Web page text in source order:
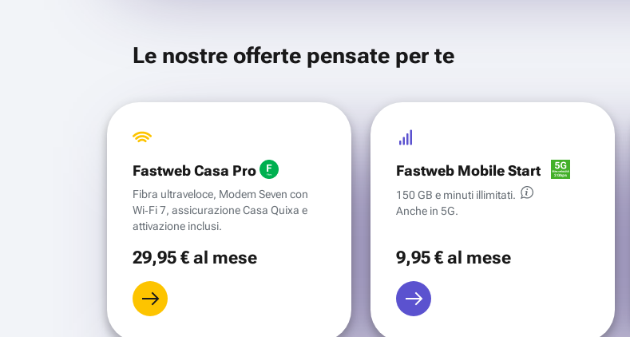
Le nostre offerte pensate per te
Fastweb Casa Pro
Fibra ultraveloce, Modem Seven con
Wi‑Fi 7, assicurazione Casa Quixa e
attivazione inclusi.
29,95 €al mese
Fastweb Mobile Start
150 GB e minuti illimitati.
Anche in 5G.
9,95 €al mese